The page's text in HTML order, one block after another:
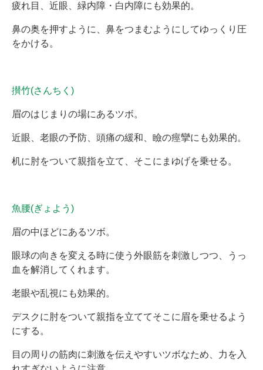
疲れ目、近眼、緑内障・白内障にも効果的。
鼻の奥を押すように、鼻をつまむようにしてゆっくり圧
をかける。
攅竹(さんちく)
眉のはじまりの場にあるツボ。
近眼、老眼の予防、頭痛の緩和、瞼の痙攣にも効果的。
机に肘をついて親指を立て、そこにまゆげを乗せる。
魚腰(ぎょよう)
眉の中ほどにあるツボ。
眼球の向きを変える時に使う外眼筋を刺激しつつ、うっ
血を解消してくれます。
老眼や乱視にも効果的。
デスクに肘をついて親指を立ててそこに眉を乗せるよう
にする。
目の周りの筋肉に刺激を伝えやすいツボなため、力を入